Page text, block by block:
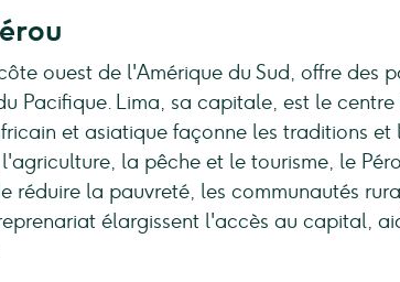
ouest de l'Amérique du Sud, offre
Pacifique. Lima, sa capitale, est le
et asiatique façonne les traditions
la pêche et le tourisme, le
réduire la pauvreté, les communautés
élargissent l'accès au capital,